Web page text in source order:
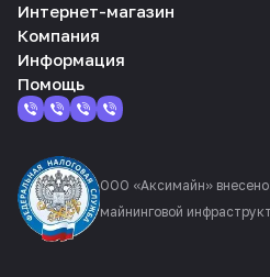
Интернет-магазин
Компания
Информация
Помощь
ООО «Аксимайн»
майнинговой